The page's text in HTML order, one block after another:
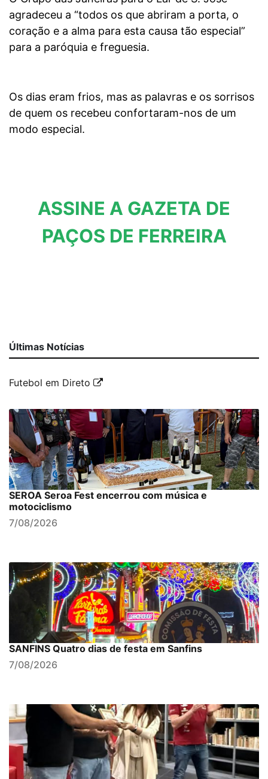
agradeceu a “todos os que abriram a porta, o
coração e a alma para esta causa tão especial”
para a paróquia e freguesia.
Os dias eram frios, mas as palavras e os sorrisos
de quem os recebeu confortaram-nos de um
modo especial.
ASSINE A GAZETA DE
PAÇOS DE FERREIRA
Últimas Notícias
Futebol em Direto
SEROA Seroa Fest encerrou com música e
motociclismo
7/08/2026
SANFINS Quatro dias de festa em Sanfins
7/08/2026